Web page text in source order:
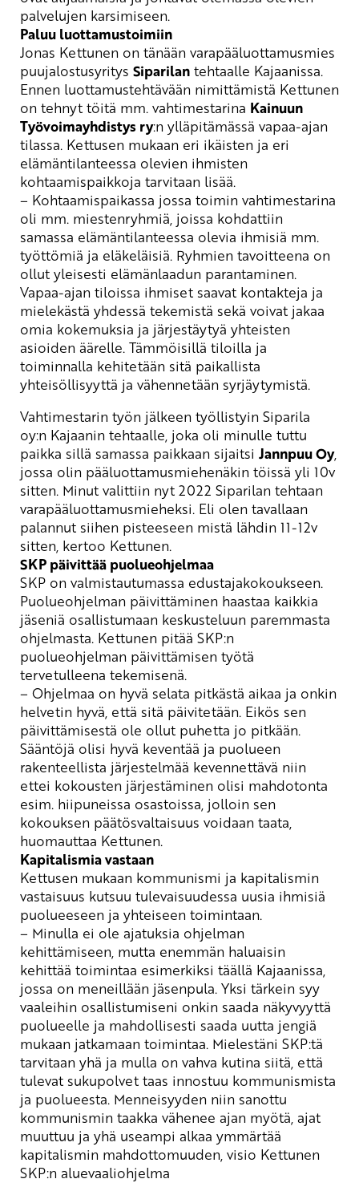
palvelujen karsimiseen.
Paluu luottamustoimiin
Jonas Kettunen on tänään varapääluottamusmies
puujalostusyritys Siparilan tehtaalle Kajaanissa.
Ennen luottamustehtävään nimittämistä Kettunen
on tehnyt töitä mm. vahtimestarina Kainuun
Työvoimayhdistys ry:n ylläpitämässä vapaa-ajan
tilassa. Kettusen mukaan eri ikäisten ja eri
elämäntilanteessa olevien ihmisten
kohtaamispaikkoja tarvitaan lisää.
– Kohtaamispaikassa jossa toimin vahtimestarina
oli mm. miestenryhmiä, joissa kohdattiin
samassa elämäntilanteessa olevia ihmisiä mm.
työttömiä ja eläkeläisiä. Ryhmien tavoitteena on
ollut yleisesti elämänlaadun parantaminen.
Vapaa-ajan tiloissa ihmiset saavat kontakteja ja
mielekästä yhdessä tekemistä sekä voivat jakaa
omia kokemuksia ja järjestäytyä yhteisten
asioiden äärelle. Tämmöisillä tiloilla ja
toiminnalla kehitetään sitä paikallista
yhteisöllisyyttä ja vähennetään syrjäytymistä.
Vahtimestarin työn jälkeen työllistyin Siparila
oy:n Kajaanin tehtaalle, joka oli minulle tuttu
paikka sillä samassa paikkaan sijaitsi Jannpuu Oy,
jossa olin pääluottamusmiehenäkin töissä yli 10v
sitten. Minut valittiin nyt 2022 Siparilan tehtaan
varapääluottamusmieheksi. Eli olen tavallaan
palannut siihen pisteeseen mistä lähdin 11-12v
sitten, kertoo Kettunen.
SKP päivittää puolueohjelmaa
SKP on valmistautumassa edustajakokoukseen.
Puolueohjelman päivittäminen haastaa kaikkia
jäseniä osallistumaan keskusteluun paremmasta
ohjelmasta. Kettunen pitää SKP:n
puolueohjelman päivittämisen työtä
tervetulleena tekemisenä.
– Ohjelmaa on hyvä selata pitkästä aikaa ja onkin
helvetin hyvä, että sitä päivitetään. Eikös sen
päivittämisestä ole ollut puhetta jo pitkään.
Sääntöjä olisi hyvä keventää ja puolueen
rakenteellista järjestelmää kevennettävä niin
ettei kokousten järjestäminen olisi mahdotonta
esim. hiipuneissa osastoissa, jolloin sen
kokouksen päätösvaltaisuus voidaan taata,
huomauttaa Kettunen.
Kapitalismia vastaan
Kettusen mukaan kommunismi ja kapitalismin
vastaisuus kutsuu tulevaisuudessa uusia ihmisiä
puolueeseen ja yhteiseen toimintaan.
– Minulla ei ole ajatuksia ohjelman
kehittämiseen, mutta enemmän haluaisin
kehittää toimintaa esimerkiksi täällä Kajaanissa,
jossa on meneillään jäsenpula. Yksi tärkein syy
vaaleihin osallistumiseni onkin saada näkyvyyttä
puolueelle ja mahdollisesti saada uutta jengiä
mukaan jatkamaan toimintaa. Mielestäni SKP:tä
tarvitaan yhä ja mulla on vahva kutina siitä, että
tulevat sukupolvet taas innostuu kommunismista
ja puolueesta. Menneisyyden niin sanottu
kommunismin taakka vähenee ajan myötä, ajat
muuttuu ja yhä useampi alkaa ymmärtää
kapitalismin mahdottomuuden, visio Kettunen
SKP:n aluevaaliohjelma